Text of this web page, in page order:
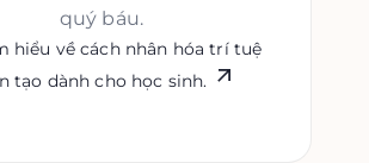
quý báu.
hiểu về cách nhân hóa trí tuệ
tạo dành cho học sinh.